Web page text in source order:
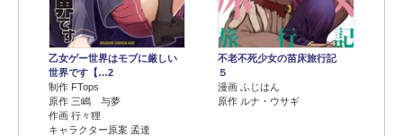
乙女ゲー世界はモブに厳しい
世界です【…2
制作 FTops
原作 三嶋 与夢
作画 行々狸
キャラクター原案 孟達
不老不死少女の苗床旅行記
５
漫画 ふじはん
原作 ルナ・ウサギ